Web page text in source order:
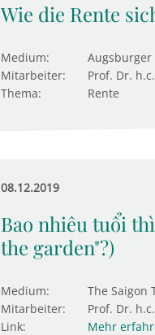
Wie die Rente
Medium:
Augsburger
Mitarbeiter:
Prof. Dr.
Thema:
Rente
08.12.2019
Bao nhiêu tuổi
the garden"?)
Medium:
The Saigon
Mitarbeiter:
Prof. Dr.
Link:
Mehr